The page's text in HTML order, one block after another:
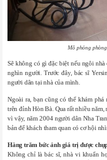
Mô phỏng
Sẽ không có gì đặc biệt nếu ngôi
nghìn người. Trước đây, bác sĩ
người dân tại nhà của mình.
Ngoài ra, bạn cũng có thể khám
trên đỉnh Hòn Bà. Qua rất nhiều
vì vậy, năm 2004 người dân Nha
bản để khách tham quan có cơ hội
Hàng trăm bức ảnh giá trị được
Không chỉ là bác sĩ, nhà vi khuẩn